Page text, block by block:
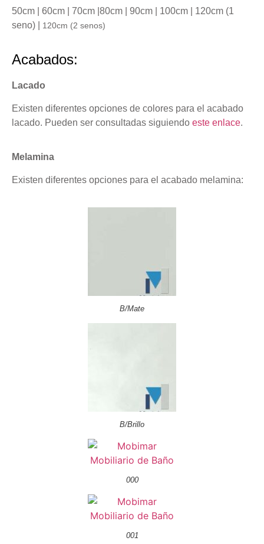
50cm | 60cm | 70cm |80cm | 90cm | 100cm | 120cm (1
seno) | 120cm (2 senos)
Acabados:
Lacado
Existen diferentes opciones de colores para el acabado
lacado. Pueden ser consultadas siguiendo este enlace.
Melamina
Existen diferentes opciones para el acabado melamina:
B/Mate
B/Brillo
000
001